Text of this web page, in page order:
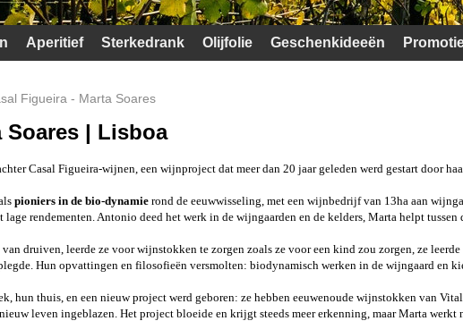
Aperitief Sterkedrank Olijfolie Geschenkideeën
Figueira - Marta Soares
Soares | Lisboa
Casal Figueira-wijnen, een wijnproject dat meer dan 20 jaar geleden werd gestart door
pioniers in de bio-dynamie rond de eeuwwisseling, met een wijnbedrijf van 13ha aan
rendementen. Antonio deed het werk in de wijngaarden en de kelders, Marta helpt
druiven, leerde ze voor wijnstokken te zorgen zoals ze voor een kind zou zorgen, ze
Hun opvattingen en filosofieën versmolten: biodynamisch werken in de wijngaard en
hun thuis, en een nieuw project werd geboren: ze hebben eeuwenoude wijnstokken van
leven ingeblazen. Het project bloeide en krijgt steeds meer erkenning, maar Marta